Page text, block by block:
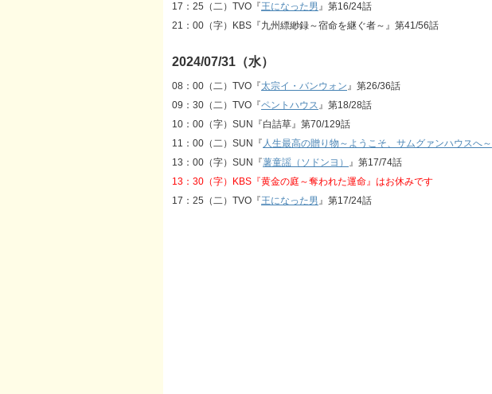
17：25（二）TVO『王になった男』第16/24話
21：00（字）KBS『九州縹緲録～宿命を継ぐ者～』第41/56話
2024/07/31（水）
08：00（二）TVO『太宗イ・バンウォン』第26/36話
09：30（二）TVO『ペントハウス』第18/28話
10：00（字）SUN『白詰草』第70/129話
11：00（二）SUN『 人生最高の贈り物～ようこそ、サムグァンハウスへ～
13：00（字）SUN『薯童謡（ソドンヨ） 』第17/74話
13：30（字）KBS『黄金の庭～奪われた運命』はお休みです
17：25（二）TVO『王になった男』第17/24話